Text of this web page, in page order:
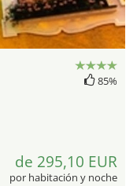
85%
de 295,10 EUR
por habitación y noche